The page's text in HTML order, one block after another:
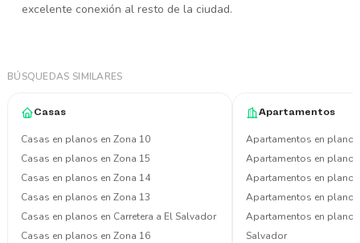
excelente conexión al resto de la ciudad.
BÚSQUEDAS SIMILARES
Casas
Casas en planos en Zona 10
Casas en planos en Zona 15
Casas en planos en Zona 14
Casas en planos en Zona 13
Casas en planos en Carretera a El Salvador
Casas en planos en Zona 16
Apartamentos
Apartamentos en
Apartamentos en
Apartamentos en
Apartamentos en
Apartamentos en planos
Salvador